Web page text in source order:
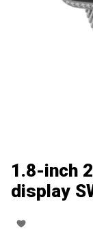
1.8-inch
display